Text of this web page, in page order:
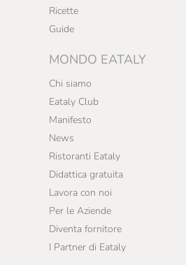
Ricette
Guide
MONDO EATALY
Chi siamo
Eataly Club
Manifesto
News
Ristoranti Eataly
Didattica gratuita
Lavora con noi
Per le Aziende
Diventa fornitore
I Partner di Eataly